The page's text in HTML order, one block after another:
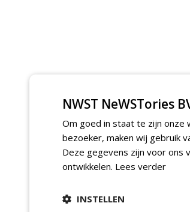
NWST NeWSTories
Om goed in staat te zijn onze
bezoeker, maken wij gebruik
Deze gegevens zijn voor ons
ontwikkelen. Lees verder
INSTELLEN